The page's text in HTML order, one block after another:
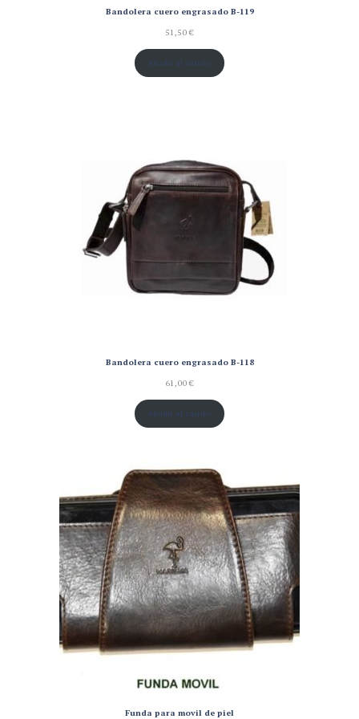
Bandolera cuero engrasado B-119
51,50€
Añadir al carrito
Bandolera cuero engrasado B-118
61,00€
Añadir al carrito
Funda para movil de piel